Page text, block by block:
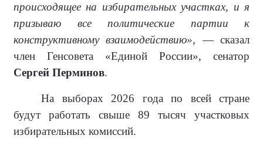
происходящее на избирательных участках, и я
призываю все политические партии к
конструктивному взаимодействию», — сказал
член Генсовета «Единой России», сенатор
Сергей Перминов.
На выборах 2026 года по всей стране
будут работать свыше 89 тысяч участковых
избирательных комиссий.